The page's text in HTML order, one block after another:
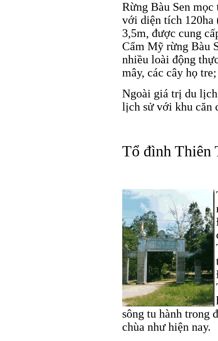
Rừng Bàu Sen
với diện tích 120ha
3,5m, được cung
Cẩm Mỹ rừng Bàu
nhiều loài động
mây, các cây họ
Ngoài giá trị du
lịch sử với khu căn
Tổ đình Thiên
sông tu hành trong
chùa như hiện nay.